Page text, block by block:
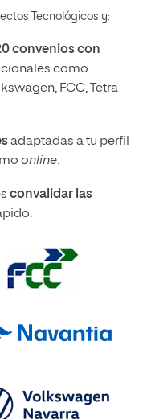
Tecnológicos y:
convenios con
como
FCC, Tetra
adaptadas a tu perfil
online.
convalidar las